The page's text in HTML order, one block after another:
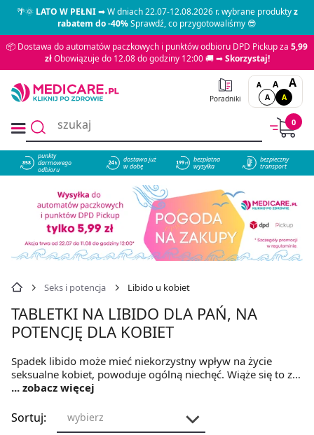
🌴🌞LATO W PEŁNI➡ W dniach 22.07-12.08.2026 r. wybrane produktyz
rabatem do -40%Sprawdź, co przygotowaliśmy 😎
📦 Dostawa do automatów paczkowych i punktów odbioru DPD Pickup za 5,99
złObowiązuje do 12.08 do godziny 12:00 🚚 ➡Skorzystaj!
Poradniki
A A A
A A
0
858
punkty
darmowego
odbioru
dostawa już
w dobę
bezpłatna
wysyłka
bezpieczny
transport
Seks i potencja Libido u kobiet
TABLETKI NA LIBIDO DLA PAŃ, NA
POTENCJĘ DLA KOBIET
Spadek libido może mieć niekorzystny wpływ na życie
seksualne kobiet, powoduje ogólną niechęć. Wiąże się to ze
stresem oraz zmęczeniem. Kobiety trudniej radzą sobie ze
gospodarką hormonalną. Medicare.pl poleca państwu
preparaty pobudzające chęć seksualną i podniecenie u
... zobacz więcej
Sortuj: wybierz